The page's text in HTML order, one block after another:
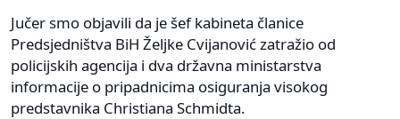
Jučer smo objavili da je šef kabineta članice
Predsjedništva BiH Željke Cvijanović zatražio od
policijskih agencija i dva državna ministarstva
informacije o pripadnicima osiguranja visokog
predstavnika Christiana Schmidta.